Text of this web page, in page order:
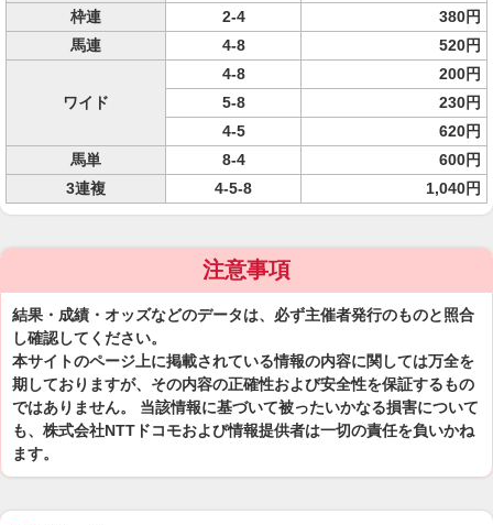
枠連
2-4
380円
馬連
4-8 520円
ワイド
4-8
200円
5-8
230円
4-5
620円
馬単
8-4
600円
3連複
4-5-8 1,040円
注意事項
結果・成績・オッズなどのデータは、必ず主催者発行のものと照合
し確認してください。
本サイトのページ上に掲載されている情報の内容に関しては万全を
期しておりますが、その内容の正確性および安全性を保証するもの
ではありません。 当該情報に基づいて被ったいかなる損害について
も、株式会社NTTドコモおよび情報提供者は一切の責任を負いかね
ます。